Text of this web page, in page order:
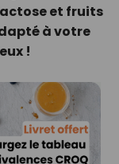
et fruits
à votre
!